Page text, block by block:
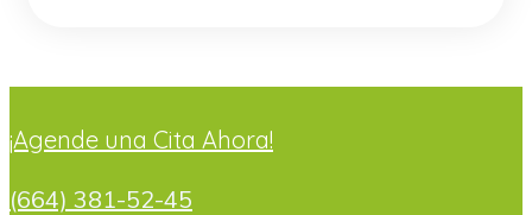
¡Agende una Cita Ahora!
(664) 381-52-45